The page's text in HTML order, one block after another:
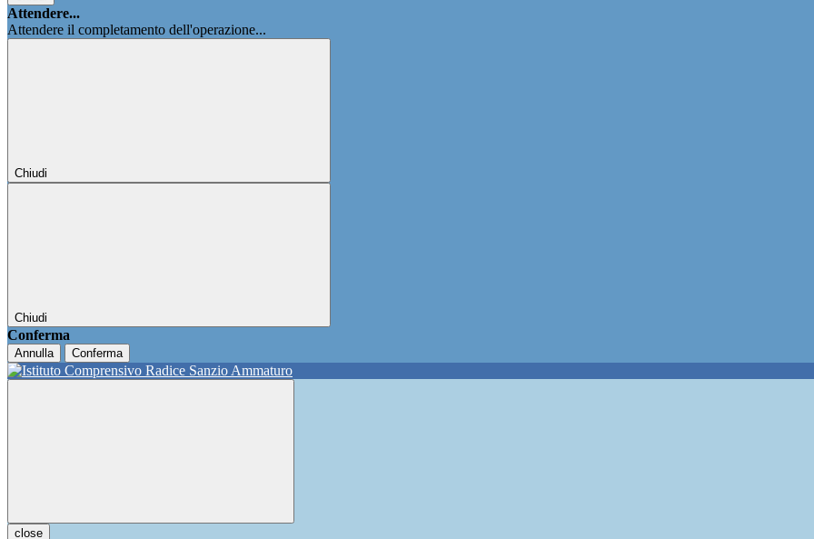
Attendere...
Attendere il completamento dell'operazione...
Chiudi
Chiudi
Conferma
Annulla Conferma
close